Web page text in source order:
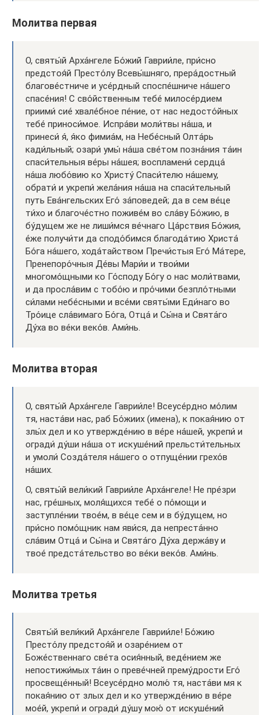
Молитва первая
O, святы́й Арха́нгеле Бо́жий Гаврии́ле, при́сно
предстоя́й Престо́лу Всевы́шняго, прера́достный
благове́стниче и усе́рдный споспе́шниче на́шего
спасе́ния! С сво́йственным тебе́ милосе́рдием
приими́ сие́ хвале́бное пе́ние, oт нас недосто́йных
тебе́ приноси́мое. Испра́ви моли́твы на́ша, и
принеси́ я́, я́ко фимиа́м, на Небе́сный Oлта́рь
кади́льный; oзари́ умы́ на́ша све́том позна́ния та́ин
спаси́тельныя ве́ры на́шея; воспламени́ сердца́
на́ша любо́вию ко Христу́ Спаси́телю на́шему,
обрати́ и укрепи́ жела́ния на́ша на спаси́тельный
путь Ева́нгельских Его́ за́поведей; да в сем ве́це
ти́хо и благоче́стно поживе́м во сла́ву Бо́жию, в
бу́дущем же не лиши́мся ве́чнаго Ца́рствия Бо́жия,
е́же получи́ти да сподо́бимся благода́тию Христа́
Бо́га на́шего, хода́тайством Пречи́стыя Его́ Ма́тере,
Пренепоро́чныя Де́вы Мари́и и твои́ми
многомо́щными ко Го́споду Бо́гу o нас моли́твами,
и да просла́вим с тобо́ю и про́чими безпло́тными
си́лами небе́сными и все́ми святы́ми Еди́наго во
Тро́ице сла́вимаго Бо́га, Отца́ и Сы́на и Свята́го
Ду́ха во ве́ки веко́в. Ами́нь.
Молитва вторая
О, святы́й Арха́нгеле Гаврии́ле! Всеусе́рдно мо́лим
тя, наста́ви нас, раб Бо́жиих (имена), к покая́нию от
злы́х дел и ко утвержде́нию в ве́ре на́шей, укрепи́ и
огради́ ду́ши на́ша от искуше́ний прельсти́тельных
и умоли́ Созда́теля на́шего о отпуще́нии грехо́в
на́ших.
О, святы́й вели́кий Гаврии́ле Арха́нгелe! He пре́зри
нас, гре́шных, моля́щихся тебе́ о по́мощи и
заступле́нии твое́м, в ве́це сем и в бу́дущем, но
при́сно помо́щник нам яви́ся, да непреста́нно
сла́вим Отца́ и Сы́на и Свята́го Ду́ха держа́ву и
твое́ предста́тельство во ве́ки веко́в. Ами́нь.
Молитва третья
Святы́й вели́кий Арха́нгеле Гаврии́ле! Бо́жию
Престо́лу предстоя́й и озаре́нием oт
Боже́ственнаго све́та oсия́нный, веде́нием же
непостижи́мых та́ин o преве́чней прему́дрости Его́
просвеще́нный! Всеусе́рдно молю́ тя, наста́ви мя к
покая́нию oт злых дел и ко утвержде́нию в ве́ре
мое́й, укрепи́ и огради́ ду́шу мою́ oт искуше́ний